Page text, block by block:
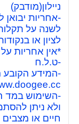
ניילון(מודבק)
-אחריות
לשנה על
לציון או
*אין אחריות
-ט.ל.ח
-המידע הקובע
-השימוש במד
ולא ניתן
חיים או מצבים